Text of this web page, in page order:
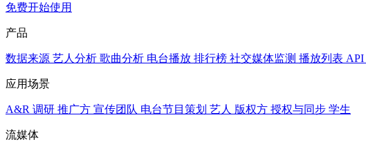
免费开始使用
产品
数据来源 艺人分析 歌曲分析 电台播放 排行榜 社交媒体监测 播放列表 API
应用场景
A&R 调研 推广方 宣传团队 电台节目策划 艺人 版权方 授权与同步 学生
流媒体